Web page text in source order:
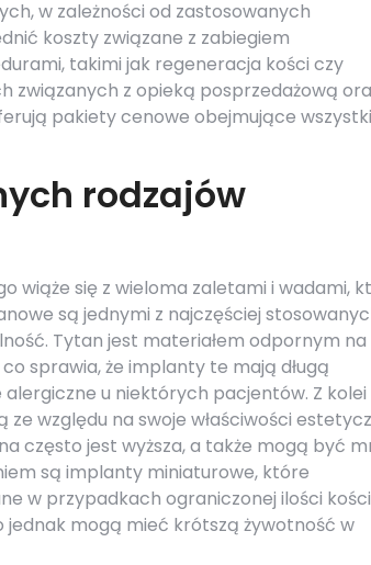
w zależności od zastosowanych
koszty związane z zabiegiem
takimi jak regeneracja kości czy
związanych z opieką posprzedażową
pakiety cenowe obejmujące
rodzajów
wiąże się z wieloma zaletami i wadami,
są jednymi z najczęściej
Tytan jest materiałem odpornym na
sprawia, że implanty te mają długą
u niektórych pacjentów. Z kolei
względu na swoje właściwości
często jest wyższa, a także mogą być
są implanty miniaturowe, które
w przypadkach ograniczonej ilości
jednak mogą mieć krótszą żywotność w